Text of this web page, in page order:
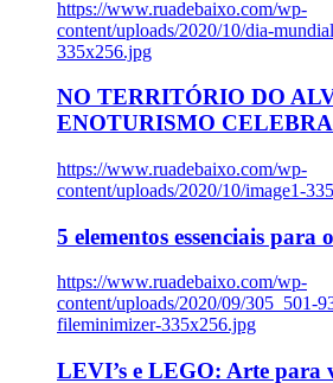
https://www.ruadebaixo.com/wp-
content/uploads/2020/10/dia-
335x256.jpg
NO TERRITÓRIO DO
ENOTURISMO
https://www.ruadebaixo.com/wp-
content/uploads/2020/10/image1-
5 elementos essenciais para
https://www.ruadebaixo.com/wp-
content/uploads/2020/09/305_501-
fileminimizer-335x256.jpg
LEVI’s e LEGO: Arte para